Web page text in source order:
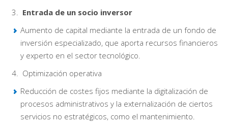
Entrada de un socio inversor
Aumento de capital mediante la entrada de un fondo de
inversión especializado, que aporta recursos financieros
y experto en el sector tecnológico.
Optimización operativa
Reducción de costes fijos mediante la digitalización de
procesos administrativos y la externalización de ciertos
servicios no estratégicos, como el mantenimiento.